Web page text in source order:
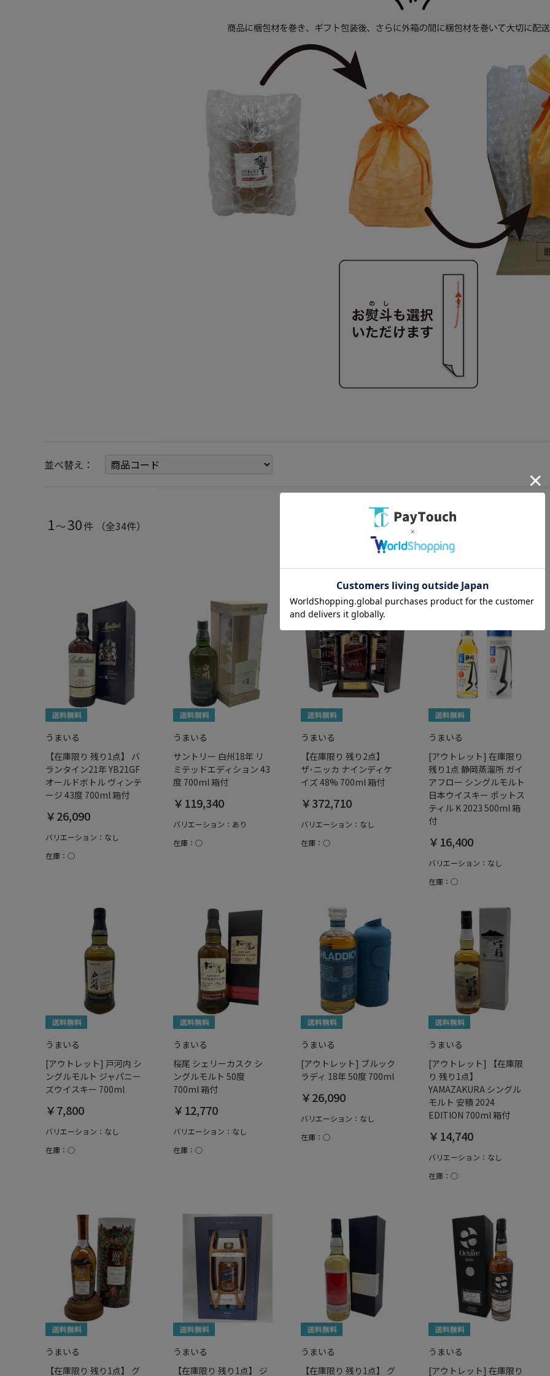
並べ替え：
1～30件 （全34件）
うまいる
【在庫限り 残り1点】 バ
ランタイン21年 YB21GF
オールドボトル ヴィンテ
ージ 43度 700ml 箱付
￥26,090
バリエーション：なし
在庫：○
うまいる
サントリー 白州18年 リ
ミテッドエディション 43
度 700ml 箱付
￥119,340
バリエーション：あり
在庫：○
うまいる
【在庫限り 残り2点】
ザ･ニッカ ナインディケ
イズ 48% 700ml 箱付
￥372,710
バリエーション：なし
在庫：○
うまいる
[アウトレット] 在庫限り
残り1点 静岡蒸溜所 ガイ
アフロー シングルモルト
日本ウイスキー ポットス
ティル K 2023 500ml 箱
付
￥16,400
バリエーション：なし
在庫：○
うまいる
[アウトレット] 戸河内 シ
ングルモルト ジャパニー
ズウイスキー 700ml
￥7,800
バリエーション：なし
在庫：○
うまいる
桜尾 シェリーカスク シ
ングルモルト 50度
700ml 箱付
￥12,770
バリエーション：なし
在庫：○
うまいる
[アウトレット] ブルック
ラディ 18年 50度 700ml
￥26,090
バリエーション：なし
在庫：○
うまいる
[アウトレット] 【在庫限
り 残り1点】
YAMAZAKURA シングル
モルト 安積 2024
EDITION 700ml 箱付
￥14,740
バリエーション：なし
在庫：○
うまいる
【在庫限り 残り1点】 グ
うまいる
【在庫限り 残り1点】 ジ
うまいる
【在庫限り 残り1点】 グ
うまいる
[アウトレット] 在庫限り